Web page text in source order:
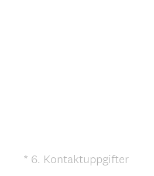
Question
* 6. Kontaktuppgifter(